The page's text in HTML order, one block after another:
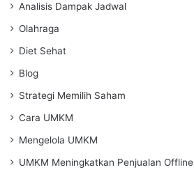
Analisis Dampak Jadwal
Olahraga
Diet Sehat
Blog
Strategi Memilih Saham
Cara UMKM
Mengelola UMKM
UMKM Meningkatkan Penjualan Offline